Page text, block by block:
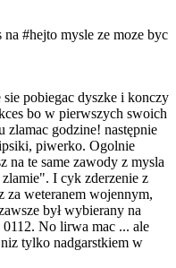
na #hejto mysle ze moze byc
pobiegac dyszke i konczy
bo w pierwszych swoich
zlamac godzine! następnie
piwerko. Ogolnie
na te same zawody z mysla
I cyk zderzenie z
za weteranem wojennym,
był wybierany na
12. No lirwa mac ... ale
tylko nadgarstkiem w